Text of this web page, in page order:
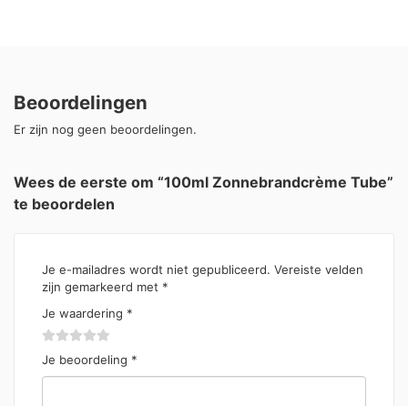
Beoordelingen
Er zijn nog geen beoordelingen.
Wees de eerste om “100ml Zonnebrandcrème Tube”
te beoordelen
Je e-mailadres wordt niet gepubliceerd. Vereiste velden
zijn gemarkeerd met *
Je waardering *
Je beoordeling *